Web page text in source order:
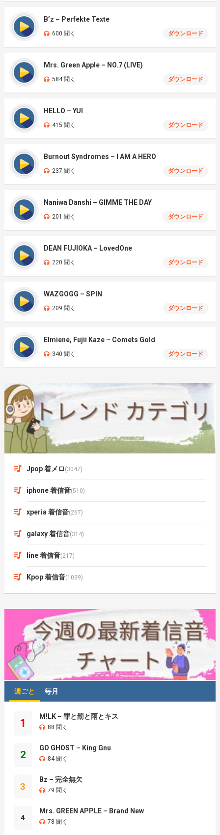
B’z – Perfekte Texte
600 聞く ダウンロード
Mrs. Green Apple – NO.7 (LIVE)
584 聞く ダウンロード
HELLO – YUI
415 聞く ダウンロード
Burnout Syndromes – I AM A HERO
237 聞く ダウンロード
Naniwa Danshi – GIMME THE DAY
201 聞く ダウンロード
DEAN FUJIOKA – LovedOne
220 聞く ダウンロード
WAZGOGG – SPIN
209 聞く ダウンロード
Elmiene, Fujii Kaze – Comets Gold
340 聞く ダウンロード
Jpop 着メロ (3047)
iphone 着信音(510)
xperia 着信音(267)
galaxy 着信音(314)
line 着信音(217)
Kpop 着信音(1039)
週ごと 毎月
1
M!LK – 罪と罰と雨とキス
88 聞く
2
GO GHOST – King Gnu
84 聞く
3
Bz – 完全無欠
79 聞く
4
Mrs. GREEN APPLE – Brand New
78 聞く